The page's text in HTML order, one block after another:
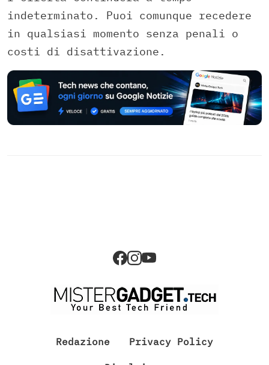
indeterminato. Puoi comunque recedere
in qualsiasi momento senza penali o
costi di disattivazione.
Redazione Privacy Policy